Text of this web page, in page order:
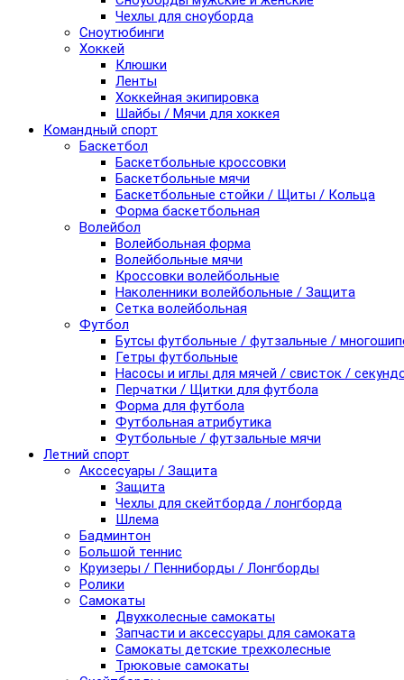
Чехлы для сноуборда
Сноутюбинги
Хоккей
Клюшки
Ленты
Хоккейная экипировка
Шайбы / Мячи для хоккея
Командный спорт
Баскетбол
Баскетбольные кроссовки
Баскетбольные мячи
Баскетбольные стойки / Щиты / Кольца
Форма баскетбольная
Волейбол
Волейбольная форма
Волейбольные мячи
Кроссовки волейбольные
Наколенники волейбольные / Защита
Сетка волейбольная
Футбол
Бутсы футбольные / футзальные /
Гетры футбольные
Насосы и иглы для мячей / свисток /
Перчатки / Щитки для футбола
Форма для футбола
Футбольная атрибутика
Футбольные / футзальные мячи
Летний спорт
Акссесуары / Защита
Защита
Чехлы для скейтборда / лонгборда
Шлема
Бадминтон
Большой теннис
Круизеры / Пенниборды / Лонгборды
Ролики
Самокаты
Двухколесные самокаты
Запчасти и аксессуары для самоката
Самокаты детские трехколесные
Трюковые самокаты